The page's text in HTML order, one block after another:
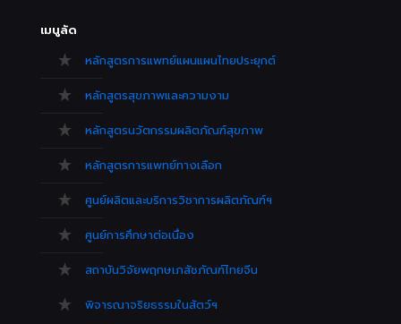
เมนูลัด
หลักสูตรการแพทย์แผนแผนไทยประยุกต์
หลักสูตรสุขภาพและความงาม
หลักสูตรนวัตกรรมผลิตภัณฑ์สุขภาพ
หลักสูตรการแพทย์ทางเลือก
ศูนย์ผลิตและบริการวิชาการผลิตภัณฑ์ฯ
ศูนย์การศึกษาต่อเนื่อง
สถาบันวิจัยพฤกษเภสัชภัณฑ์ไทยจีน
พิจารณาจริยธรรมในสัตว์ฯ